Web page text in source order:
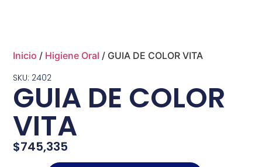
Inicio / Higiene Oral / GUIA DE COLOR VITA
SKU: 2402
GUIA DE COLOR
VITA
$745,335